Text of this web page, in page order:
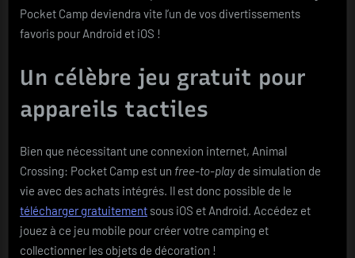
Pocket Camp deviendra vite l’un de vos divertissements
favoris pour Android et iOS !
Un célèbre jeu gratuit pour
appareils tactiles
Bien que nécessitant une connexion internet, Animal
Crossing: Pocket Camp est un free-to-play de simulation de
vie avec des achats intégrés. Il est donc possible de le
télécharger gratuitement sous iOS et Android. Accédez et
jouez à ce jeu mobile pour créer votre camping et
collectionner les objets de décoration !